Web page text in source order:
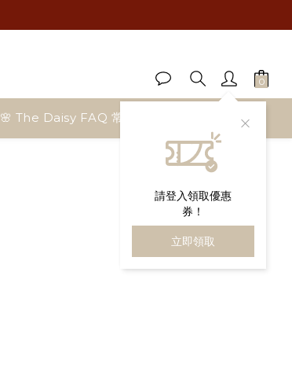
請登入領取優惠
券！
立即領取
🌸 The Daisy FAQ 常見問題 部落格首頁